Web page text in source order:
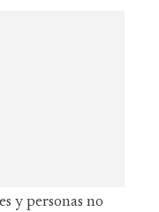
y personas no